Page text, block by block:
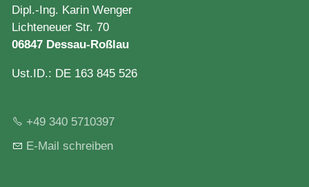
Dipl.-Ing. Karin Wenger
Lichteneuer Str. 70
06847 Dessau-Roßlau
Ust.ID.: DE 163 845 526
+49 340 5710397
E-Mail schreiben